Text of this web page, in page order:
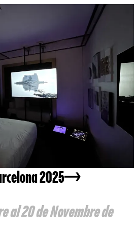
2025
al 20 de Novembre de